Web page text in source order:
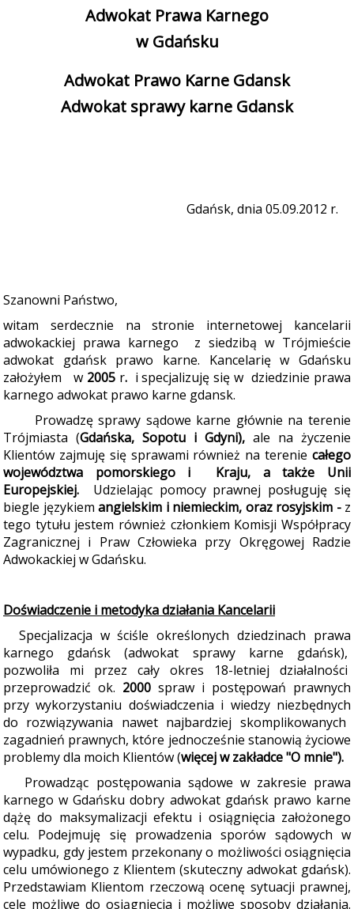
Adwokat Prawa Karnego
w Gdańsku
Adwokat Prawo Karne Gdansk
Adwokat sprawy karne Gdansk
Gdańsk, dnia 05.09.2012 r.
Szanowni Państwo,
witam serdecznie na stronie internetowej kancelarii
adwokackiej prawa karnego
z siedzibą w Trójmieście
adwokat gdańsk prawo karne. Kancelarię w Gdańsku
założyłem w 2005r. i specjalizuję się w dziedzinie prawa
karnego adwokat prawo karne gdansk.
Prowadzę sprawy sądowe karne głównie na terenie
Trójmiasta (Gdańska, Sopotu i Gdyni), ale na życzenie
Klientów zajmuję się sprawami również na terenie całego
województwa pomorskiego i Kraju, a także
Unii
Europejskiej.
Udzielając pomocy prawnej posługuję się
biegle językiem angielskim i niemieckim, oraz rosyjskim - z
tego tytułu jestem również członkiem Komisji Współpracy
Zagranicznej i Praw Człowieka przy Okręgowej Radzie
Adwokackiej w Gdańsku.
Doświadczenie i metodyka działania Kancelarii
Specjalizacja w ściśle określonych dziedzinach prawa
karnego gdańsk (adwokat sprawy karne gdańsk),
pozwoliła mi przez cały okres 18-letniej działalności
przeprowadzić ok. 2000 spraw i postępowań prawnych
przy wykorzystaniu doświadczenia i wiedzy niezbędnych
do rozwiązywania nawet najbardziej skomplikowanych
zagadnień prawnych, które jednocześnie stanowią życiowe
problemy dla moich Klientów(więcej w zakładce "O mnie").
Prowadząc postępowania sądowe w zakresie prawa
karnego w Gdańsku dobry adwokat gdańsk prawo karne
dążę do maksymalizacji efektu i osiągnięcia założonego
celu. Podejmuję się prowadzenia sporów sądowych w
wypadku, gdy jestem przekonany o możliwości osiągnięcia
celu umówionego z Klientem (skuteczny adwokat gdańsk).
Przedstawiam Klientom rzeczową ocenę sytuacji prawnej,
cele możliwe do osiągnięcia i możliwe sposoby działania.